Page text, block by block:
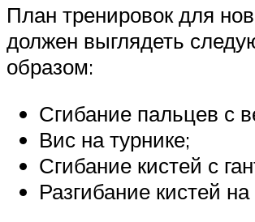
План тренировок для
должен выглядеть
образом:
Сгибание пальцев с
Вис на турнике;
Сгибание кистей с
Разгибание кистей